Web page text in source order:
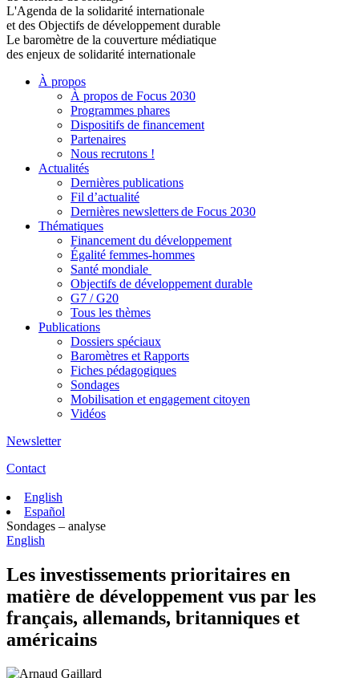
L'Agenda de la solidarité internationale
et des Objectifs de développement durable
Le baromètre de la couverture médiatique
des enjeux de solidarité internationale
À propos
À propos de Focus 2030
Programmes phares
Dispositifs de financement
Partenaires
Nous recrutons !
Actualités
Dernières publications
Fil d’actualité
Dernières newsletters de Focus 2030
Thématiques
Financement du développement
Égalité femmes-hommes
Santé mondiale
Objectifs de développement durable
G7 / G20
Tous les thèmes
Publications
Dossiers spéciaux
Baromètres et Rapports
Fiches pédagogiques
Sondages
Mobilisation et engagement citoyen
Vidéos
Newsletter
Contact
English
Español
Sondages – analyse
English
Les investissements prioritaires en
matière de développement vus par les
français, allemands, britanniques et
américains